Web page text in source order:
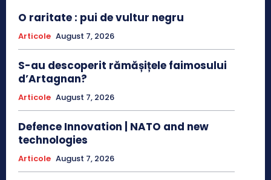
O raritate : pui de vultur negru
Articole August 7, 2026
S-au descoperit rămășițele faimosului
d’Artagnan?
Articole August 7, 2026
Defence Innovation | NATO and new
technologies
Articole August 7, 2026